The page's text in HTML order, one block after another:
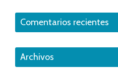
Comentarios recientes
Archivos